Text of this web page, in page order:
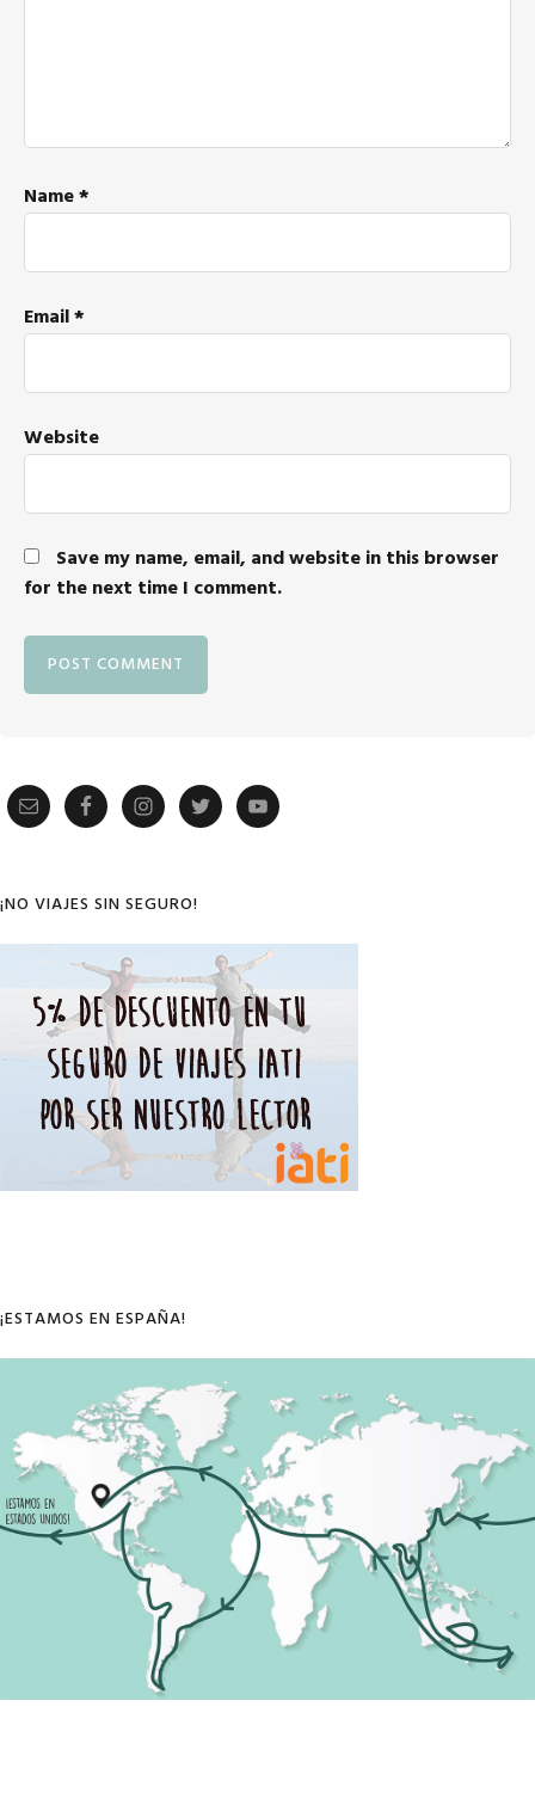
Name*
Email*
Website
Save my name, email, and website in this browser
for the next time I comment.
Primary
¡NO VIAJES SIN SEGURO!
¡ESTAMOS EN ESPAÑA!